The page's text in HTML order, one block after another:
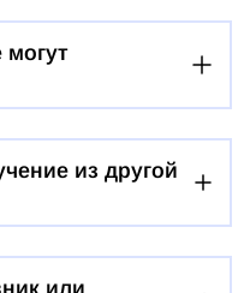
из другой